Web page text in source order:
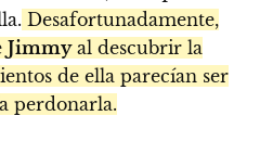
Desafortunadamente,
Jimmyal descubrir la
de ella parecían ser
perdonarla.